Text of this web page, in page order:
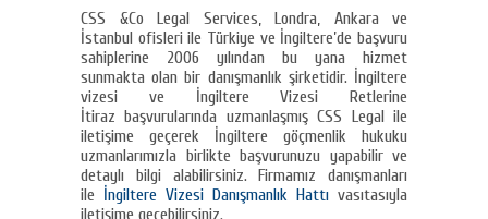
CSS &Co Legal Services, Londra, Ankara ve
İstanbul ofisleri ile Türkiye ve İngiltere’de başvuru
sahiplerine 2006 yılından bu yana hizmet
sunmakta olan bir danışmanlık şirketidir. İngiltere
vizesi ve İngiltere Vizesi Retlerine
İtiraz başvurularında uzmanlaşmış CSS Legal ile
iletişime geçerek İngiltere göçmenlik hukuku
uzmanlarımızla birlikte başvurunuzu yapabilir ve
detaylı bilgi alabilirsiniz. Firmamız danışmanları
ile İngiltere Vizesi Danışmanlık Hattı vasıtasıyla
iletişime geçebilirsiniz.